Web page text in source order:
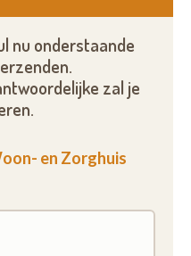
nu onderstaande
zal je
en Zorghuis